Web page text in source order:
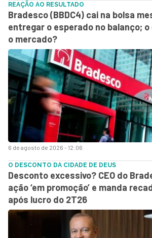
6 de agosto de 2026 - 12:06
REAÇÃO AO RESULTADO
Bradesco (BBDC4) cai na bolsa
entregar o esperado no balanço;
o mercado?
O DESCONTO DA CIDADE DE DEUS
Desconto excessivo? CEO do
ação ‘em promoção’ e manda
após lucro do 2T26